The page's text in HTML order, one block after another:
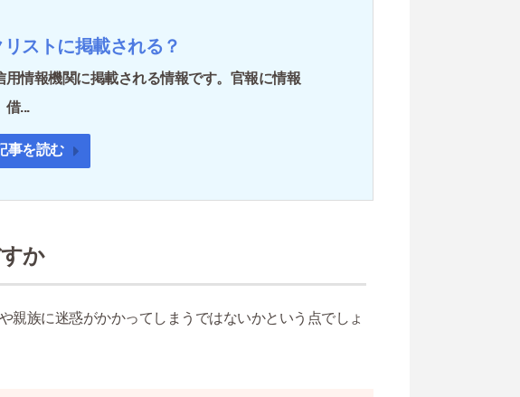
ストに掲載される？
情報機関に掲載される情報です。官報に情報
借...
事を読む
か
親族に迷惑がかかってしまうではないかという点でしょ